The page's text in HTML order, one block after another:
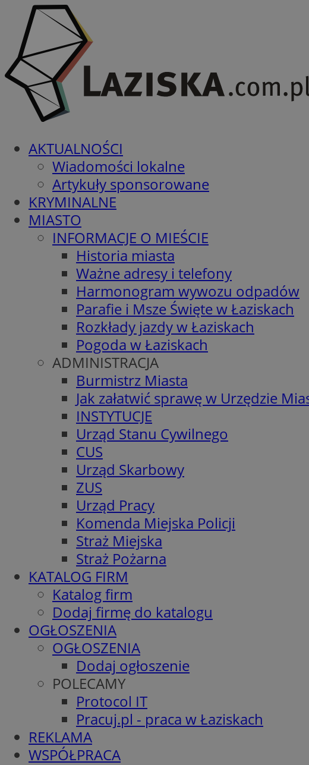
AKTUALNOŚCI
Wiadomości lokalne
Artykuły sponsorowane
KRYMINALNE
MIASTO
INFORMACJE O MIEŚCIE
Historia miasta
Ważne adresy i telefony
Harmonogram wywozu odpadów
Parafie i Msze Święte w Łaziskach
Rozkłady jazdy w Łaziskach
Pogoda w Łaziskach
ADMINISTRACJA
Burmistrz Miasta
Jak załatwić sprawę w Urzędzie
INSTYTUCJE
Urząd Stanu Cywilnego
CUS
Urząd Skarbowy
ZUS
Urząd Pracy
Komenda Miejska Policji
Straż Miejska
Straż Pożarna
KATALOG FIRM
Katalog firm
Dodaj firmę do katalogu
OGŁOSZENIA
OGŁOSZENIA
Dodaj ogłoszenie
POLECAMY
Protocol IT
Pracuj.pl - praca w Łaziskach
REKLAMA
WSPÓŁPRACA